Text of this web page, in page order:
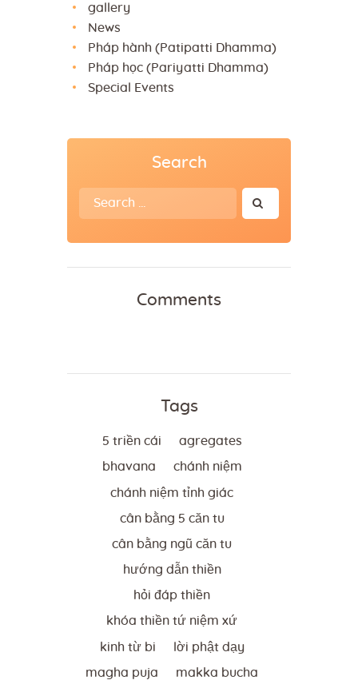
gallery
News
Pháp hành (Patipatti Dhamma)
Pháp học (Pariyatti Dhamma)
Special Events
Search
Search
for:
Comments
Tags
5 triền cái agregates
bhavana chánh niệm
chánh niệm tỉnh giác
cân bằng 5 căn tu
cân bằng ngũ căn tu
hướng dẫn thiền
hỏi đáp thiền
khóa thiền tứ niệm xứ
kinh từ bi lời phật dạy
magha puja makka bucha